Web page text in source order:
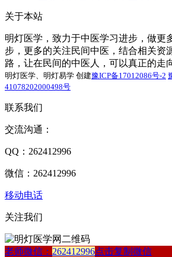
关于本站
明灯医学，致力于中医学习进步，做更
步，更多的关注民间中医，结合相关资
路，让在民间的中医人，可以真正的走
明灯医学、明灯易学 创建豫ICP备17012086号-2
41078202000498号
联系我们
交流沟通：
QQ：262412996
微信：262412996
移动电话
关注我们
老师微信： 262412996点击复制微信